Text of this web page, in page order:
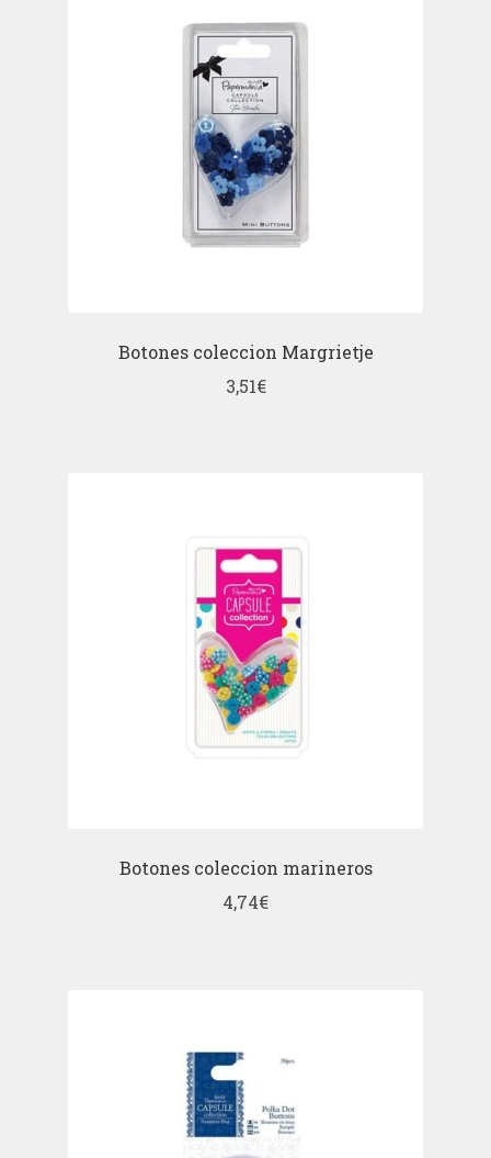
Botones coleccion Margrietje
3,51€
Botones coleccion marineros
4,74€